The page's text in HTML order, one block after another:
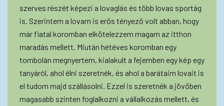
szerves részét képezi a lovaglás és több lovas sportág
is. Szerintem a lovam is erős tényező volt abban, hogy
már fiatal koromban elkötelezzem magam az itthon
maradás mellett. Miután hétéves koromban egy
tombolán megnyertem, kialakult a fejemben egy kép egy
tanyáról, ahol élni szeretnék, és ahol a barátaim lovait is
el tudom majd szállásolni. Ezzel is szeretnék a jövőben
magasabb szinten foglalkozni a vállalkozás mellett, és